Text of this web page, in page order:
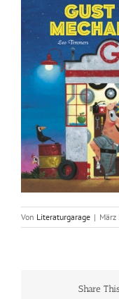
Von Literaturgarage |
Share